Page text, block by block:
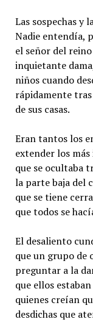
Las sospechas y
Nadie entendía,
el señor del
inquietante
niños cuando
rápidamente
de sus casas.
Eran tantos los
extender los
que se ocultaba
la parte baja del
que se tiene
que todos se
El desaliento
que un grupo de
preguntar a la
que ellos
quienes creían
desdichas que